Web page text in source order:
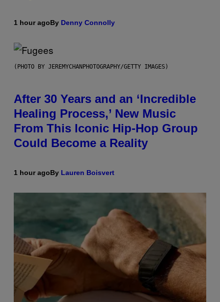
1 hour agoBy Denny Connolly
(PHOTO BY JEREMYCHANPHOTOGRAPHY/GETTY IMAGES)
After 30 Years and an ‘Incredible
Healing Process,’ New Music
From This Iconic Hip-Hop Group
Could Become a Reality
1 hour agoBy Lauren Boisvert